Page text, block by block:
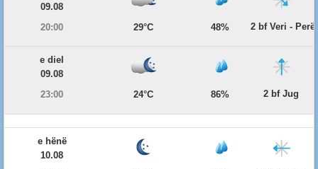
09.08
20:00
29°C 48% 2 bf Veri -
e diel
09.08
23:00
24°C 86% 2 bf Jug
e hënë
10.08